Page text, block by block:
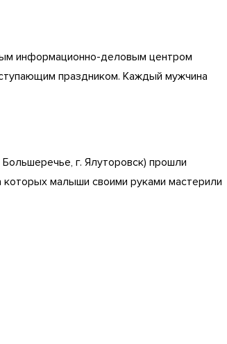
информационно-деловым центром
праздником. Каждый мужчина
г. Ялуторовск) прошли
малыши своими руками мастерили